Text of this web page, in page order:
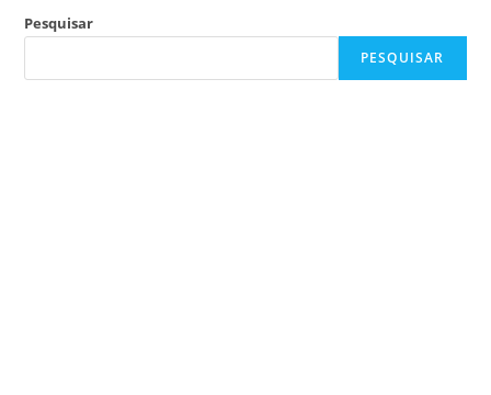
Pesquisar
PESQUISAR